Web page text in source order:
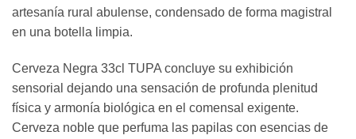
artesanía rural abulense, condensado de forma magistral
en una botella limpia.
Cerveza Negra 33cl TUPA concluye su exhibición
sensorial dejando una sensación de profunda plenitud
física y armonía biológica en el comensal exigente.
Cerveza noble que perfuma las papilas con esencias de